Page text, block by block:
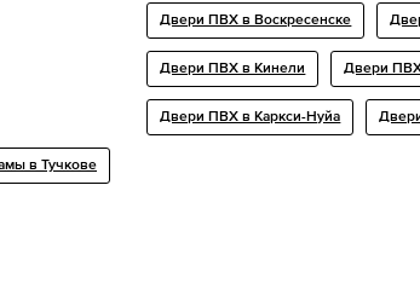
в Тучкове
Двери ПВХ в Воскресенске
Двери ПВХ в Кинели Двери ПВХ
Двери ПВХ в Каркси-Нуйа